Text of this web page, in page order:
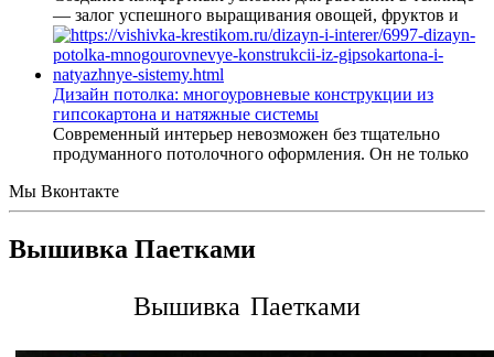
— залог успешного выращивания овощей, фруктов и
Дизайн потолка: многоуровневые конструкции из
гипсокартона и натяжные системы
Современный интерьер невозможен без тщательно
продуманного потолочного оформления. Он не только
Мы Вконтакте
Вышивка Паетками
Вышивка Паетками